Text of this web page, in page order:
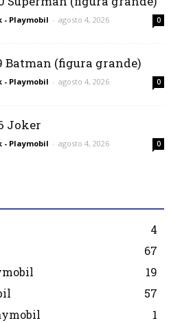
- Playmobil - agosto 4, 2026 0
Batman (figura grande)
- Playmobil - agosto 4, 2026 0
Joker
- Playmobil - agosto 4, 2026 0
4
67
19
57
1